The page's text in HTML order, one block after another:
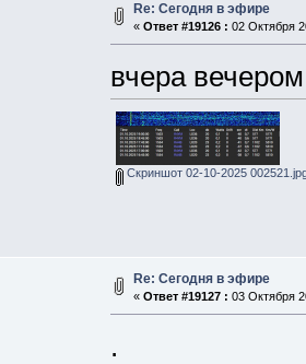
Re: Сегодня в эфире
« Ответ #19126 : 02 Октября
вчера вечером
Скриншот 02-10-2025
Re: Сегодня в эфире
« Ответ #19127 : 03 Октября
.